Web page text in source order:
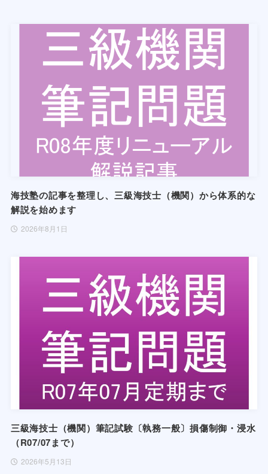
海技塾の記事を整理し、三級海技士（機関）から体系的な
解説を始めます
2026年8月1日
三級海技士（機関）筆記試験〔執務一般〕損傷制御・浸水
（R07/07まで）
2026年5月13日